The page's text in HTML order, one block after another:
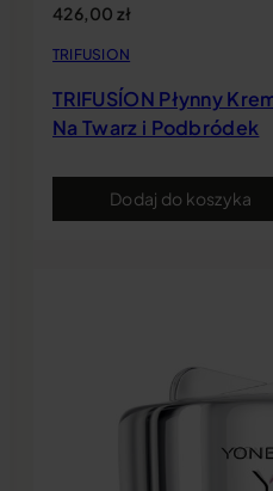
426,00 zł
TRIFUSION
TRIFUSÍON Płynny
Na Twarz i Podbródek
Dodaj do koszyka